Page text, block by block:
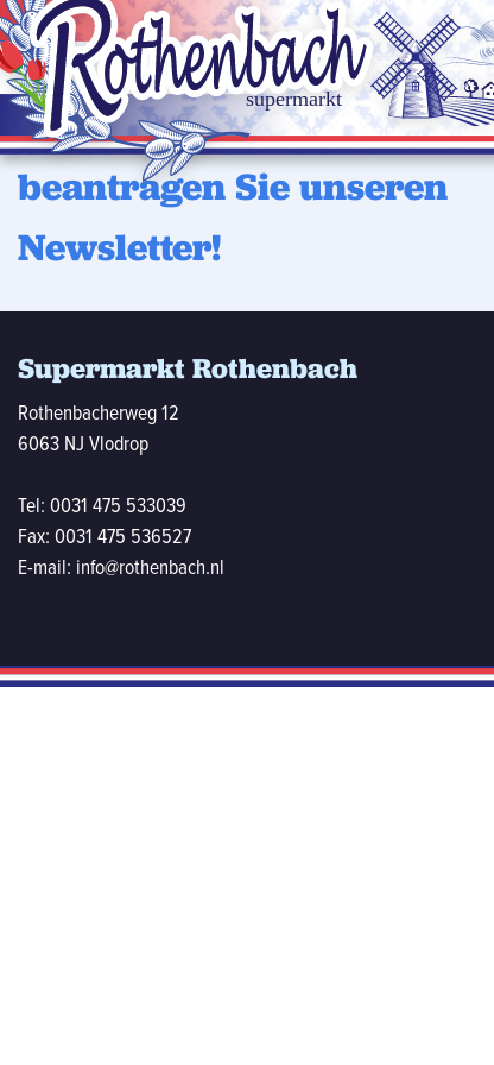
Möchten Sie regelmäßig
neuen Angebote erhalten?
beantragen Sie unseren
Newsletter!
Supermarkt Rothenbach
Rothenbacherweg 12
6063 NJ Vlodrop
Tel: 0031 475 533039
Fax: 0031 475 536527
E-mail: info@rothenbach.nl